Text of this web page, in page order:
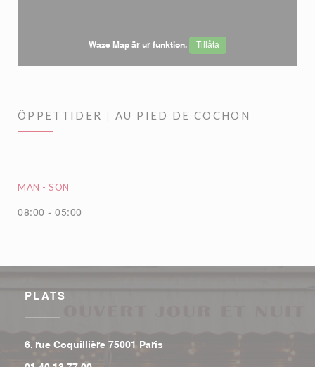
Waze Map är ur funktion. Tillåta
ÖPPETTIDER AU PIED DE COCHON
MAN - SON
08:00 - 05:00
PLATS
6, rue Coquillière 75001 Paris